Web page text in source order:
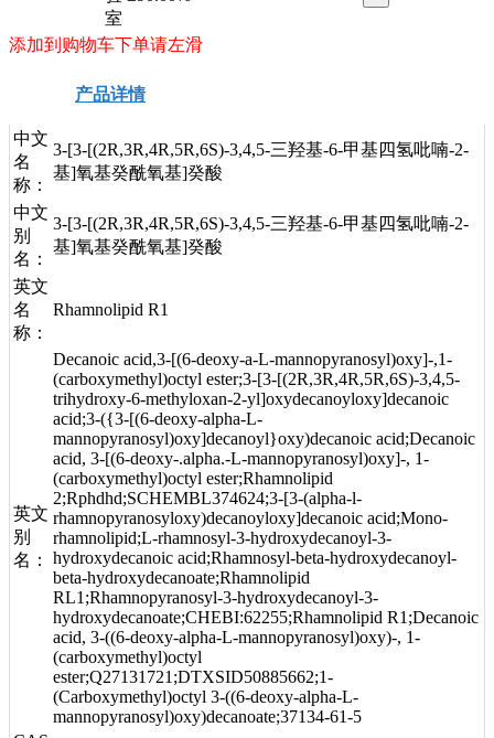
室
添加到购物车下单请左滑
产品详情
中文
名
称：
3-[3-[(2R,3R,4R,5R,6S)-3,4,5-三羟基-6-甲基四氢吡喃-2-
基]氧基癸酰氧基]癸酸
中文
别
名：
3-[3-[(2R,3R,4R,5R,6S)-3,4,5-三羟基-6-甲基四氢吡喃-2-
基]氧基癸酰氧基]癸酸
英文
名
称：
Rhamnolipid R1
英文
别
名：
Decanoic acid,3-[(6-deoxy-a-L-mannopyranosyl)oxy]-,1-
(carboxymethyl)octyl ester;3-[3-[(2R,3R,4R,5R,6S)-3,4,5-
trihydroxy-6-methyloxan-2-yl]oxydecanoyloxy]decanoic
acid;3-({3-[(6-deoxy-alpha-L-
mannopyranosyl)oxy]decanoyl}oxy)decanoic acid;Decanoic
acid, 3-[(6-deoxy-.alpha.-L-mannopyranosyl)oxy]-, 1-
(carboxymethyl)octyl ester;Rhamnolipid
2;Rphdhd;SCHEMBL374624;3-[3-(alpha-l-
rhamnopyranosyloxy)decanoyloxy]decanoic acid;Mono-
rhamnolipid;L-rhamnosyl-3-hydroxydecanoyl-3-
hydroxydecanoic acid;Rhamnosyl-beta-hydroxydecanoyl-
beta-hydroxydecanoate;Rhamnolipid
RL1;Rhamnopyranosyl-3-hydroxydecanoyl-3-
hydroxydecanoate;CHEBI:62255;Rhamnolipid R1;Decanoic
acid, 3-((6-deoxy-alpha-L-mannopyranosyl)oxy)-, 1-
(carboxymethyl)octyl
ester;Q27131721;DTXSID50885662;1-
(Carboxymethyl)octyl 3-((6-deoxy-alpha-L-
mannopyranosyl)oxy)decanoate;37134-61-5